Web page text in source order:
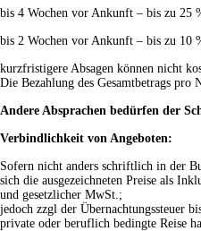
bis 4 Wochen vor Ankunft – bis zu 25
bis 2 Wochen vor Ankunft – bis zu 10
kurzfristigere Absagen können nicht
Die Bezahlung des Gesamtbetrags
Andere Absprachen bedürfen der
Verbindlichkeit von Angeboten:
Sofern nicht anders schriftlich in der
sich die ausgezeichneten Preise als
und gesetzlicher MwSt.;
jedoch zzgl der Übernachtungssteuer
private oder beruflich bedingte Reise